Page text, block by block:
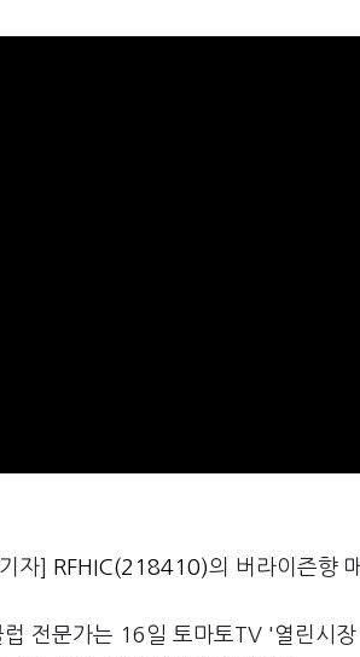
자] RFHIC(218410)의 버라이즌향
전문가는 16일 토마토TV '열린시